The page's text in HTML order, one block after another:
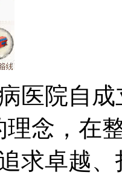
医院自
理念，在
求卓越